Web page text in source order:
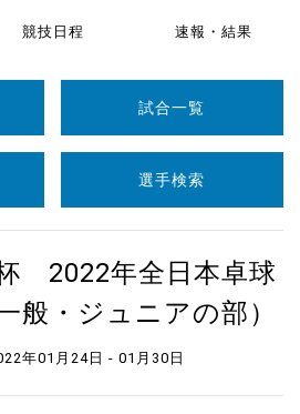
競技日程 速報・結果
試合一覧
選手検索
2022年全日本卓球
般・ジュニアの部）
年01月24日 - 01月30日